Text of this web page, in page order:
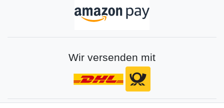
Wir versenden mit